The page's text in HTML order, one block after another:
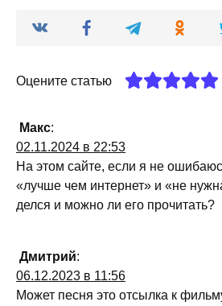
Оцените статью
Макс:
02.11.2024 в 22:53
На этом сайте, если я не
«лучше чем интернет» и «не
делся и можно ли его прочитать?
Дмитрий:
06.12.2023 в 11:56
Может песня это отсылка к